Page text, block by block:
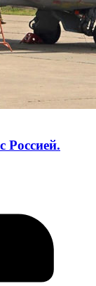
Россией.